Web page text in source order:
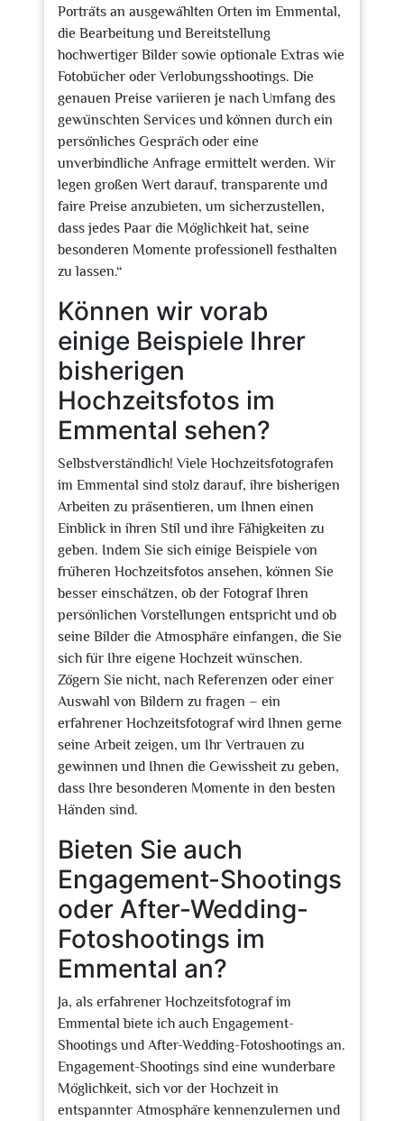
Porträts an ausgewählten Orten im Emmental,
die Bearbeitung und Bereitstellung
hochwertiger Bilder sowie optionale Extras wie
Fotobücher oder Verlobungsshootings. Die
genauen Preise variieren je nach Umfang des
gewünschten Services und können durch ein
persönliches Gespräch oder eine
unverbindliche Anfrage ermittelt werden. Wir
legen großen Wert darauf, transparente und
faire Preise anzubieten, um sicherzustellen,
dass jedes Paar die Möglichkeit hat, seine
besonderen Momente professionell festhalten
zu lassen.“
Können wir vorab
einige Beispiele Ihrer
bisherigen
Hochzeitsfotos im
Emmental sehen?
Selbstverständlich! Viele Hochzeitsfotografen
im Emmental sind stolz darauf, ihre bisherigen
Arbeiten zu präsentieren, um Ihnen einen
Einblick in ihren Stil und ihre Fähigkeiten zu
geben. Indem Sie sich einige Beispiele von
früheren Hochzeitsfotos ansehen, können Sie
besser einschätzen, ob der Fotograf Ihren
persönlichen Vorstellungen entspricht und ob
seine Bilder die Atmosphäre einfangen, die Sie
sich für Ihre eigene Hochzeit wünschen.
Zögern Sie nicht, nach Referenzen oder einer
Auswahl von Bildern zu fragen – ein
erfahrener Hochzeitsfotograf wird Ihnen gerne
seine Arbeit zeigen, um Ihr Vertrauen zu
gewinnen und Ihnen die Gewissheit zu geben,
dass Ihre besonderen Momente in den besten
Händen sind.
Bieten Sie auch
Engagement-Shootings
oder After-Wedding-
Fotoshootings im
Emmental an?
Ja, als erfahrener Hochzeitsfotograf im
Emmental biete ich auch Engagement-
Shootings und After-Wedding-Fotoshootings an.
Engagement-Shootings sind eine wunderbare
Möglichkeit, sich vor der Hochzeit in
entspannter Atmosphäre kennenzulernen und